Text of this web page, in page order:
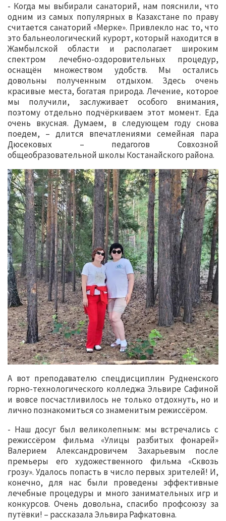
- Когда мы выбирали санаторий, нам пояснили, что
одним из самых популярных в Казахстане по праву
считается санаторий «Мерке». Привлекло нас то, что
это бальнеологический курорт, который находится в
Жамбылской области и располагает широким
спектром лечебно-оздоровительных процедур,
оснащён множеством удобств. Мы остались
довольны полученным отдыхом. Здесь очень
красивые места, богатая природа. Лечение, которое
мы получили, заслуживает особого внимания,
поэтому отдельно подчёркиваем этот момент. Еда
очень вкусная. Думаем, в следующем году снова
поедем, – длится впечатлениями семейная пара
Дюсековых – педагогов Совхозной
общеобразовательной школы Костанайского района.
А вот преподавателю спецдисциплин Рудненского
горно-технологического колледжа Эльвире Сафиной
и вовсе посчастливилось не только отдохнуть, но и
лично познакомиться со знаменитым режиссёром.
- Наш досуг был великолепным: мы встречались с
режиссёром фильма «Улицы разбитых фонарей»
Валерием Александровичем Захарьевым после
премьеры его художественного фильма «Сквозь
грозу». Удалось попасть в число первых зрителей! И,
конечно, для нас были проведены эффективные
лечебные процедуры и много занимательных игр и
конкурсов. Очень довольна, спасибо профсоюзу за
путёвки! – рассказала Эльвира Рафкатовна.